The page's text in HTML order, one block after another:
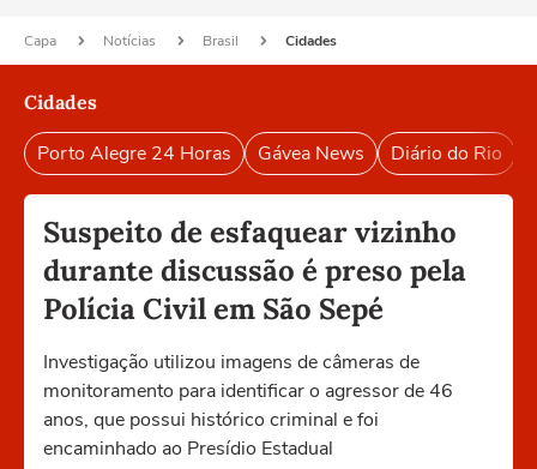
Capa Notícias Brasil Cidades
Cidades
Porto Alegre 24 Horas Gávea News Diário do Rio
Suspeito de esfaquear vizinho
durante discussão é preso pela
Polícia Civil em São Sepé
Investigação utilizou imagens de câmeras de
monitoramento para identificar o agressor de 46
anos, que possui histórico criminal e foi
encaminhado ao Presídio Estadual